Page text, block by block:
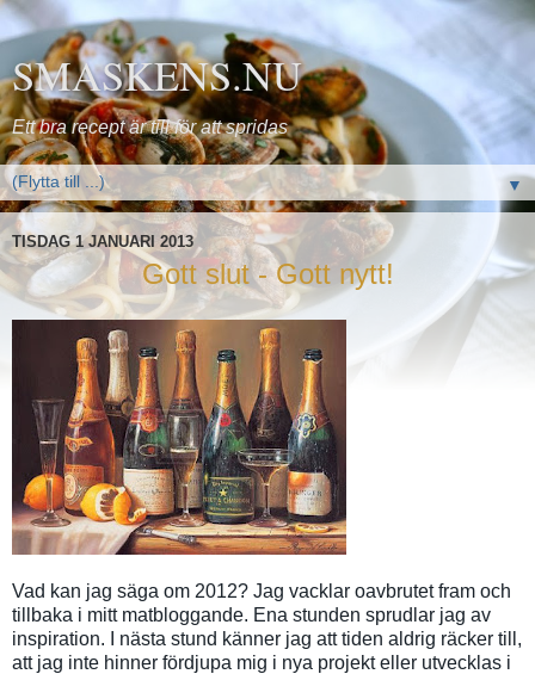
SMASKENS.NU
Ett bra recept är till för att spridas
▼
TISDAG 1 JANUARI 2013
Gott slut - Gott nytt!
Vad kan jag säga om 2012? Jag vacklar oavbrutet fram och
tillbaka i mitt matbloggande. Ena stunden sprudlar jag av
inspiration. I nästa stund känner jag att tiden aldrig räcker till,
att jag inte hinner fördjupa mig i nya projekt eller utvecklas i